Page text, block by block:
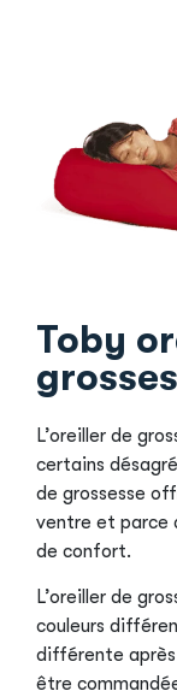
Toby
L’oreiller de
certains
de grossesse
ventre et parce
de confort.
L’oreiller de
couleurs
différente après
être